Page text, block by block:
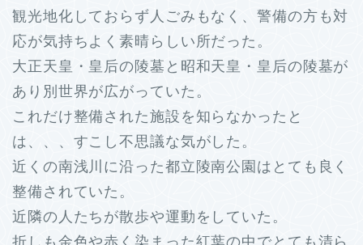
観光地化しておらず人ごみもなく、警備の方も対
応が気持ちよく素晴らしい所だった。
大正天皇・皇后の陵墓と昭和天皇・皇后の陵墓が
あり別世界が広がっていた。
これだけ整備された施設を知らなかったと
は、、、すこし不思議な気がした。
近くの南浅川に沿った都立陵南公園はとても良く
整備されていた。
近隣の人たちが散歩や運動をしていた。
折しも金色や赤く染まった紅葉の中でとても清ら